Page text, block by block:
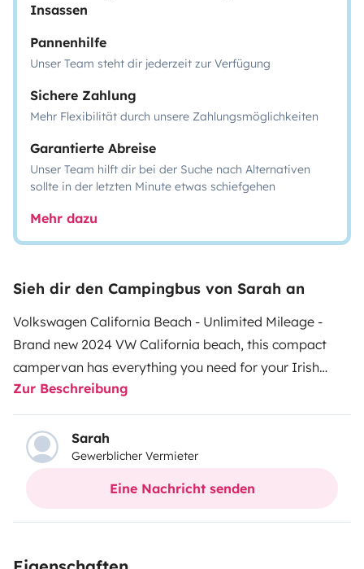
Insassen
Pannenhilfe
Unser Team steht dir jederzeit zur Verfügung
Sichere Zahlung
Mehr Flexibilität durch unsere Zahlungsmöglichkeiten
Garantierte Abreise
Unser Team hilft dir bei der Suche nach Alternativen
sollte in der letzten Minute etwas schiefgehen
Mehr dazu
Sieh dir den Campingbus von Sarah an
Volkswagen California Beach - Unlimited Mileage -
Brand new 2024 VW California beach, this compact
campervan has everything you need for your Irish
adventure. Featuring a mini kitchen, outdoor tables
and chairs and 2 double beds.The campervan is
AUTOMATIC transmission.
2-4.30 and returns before 11.
this campervan ideal for navigating the narrow Irish
the price, with an excess of €3,000, this can be paid
Zur Beschreibung
Sarah
Gewerblicher Vermieter
Eine Nachricht senden